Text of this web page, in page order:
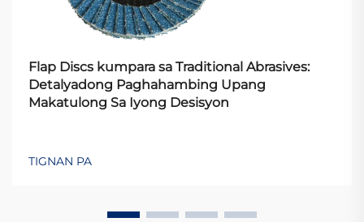
Flap Discs kumpara sa Traditional Abrasives:
Detalyadong Paghahambing Upang
Makatulong Sa Iyong Desisyon
TIGNAN PA